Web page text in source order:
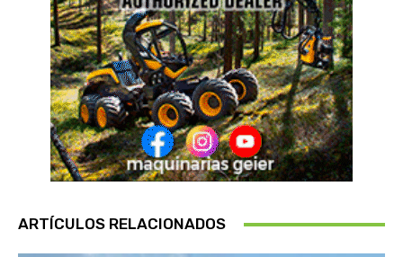
ARTÍCULOS RELACIONADOS